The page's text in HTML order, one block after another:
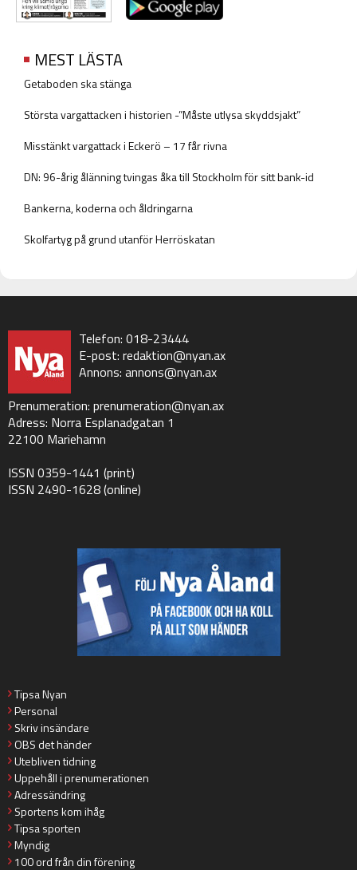
MEST LÄSTA
Getaboden ska stänga
Största vargattacken i historien -”Måste utlysa skyddsjakt”
Misstänkt vargattack i Eckerö – 17 får rivna
DN: 96-årig ålänning tvingas åka till Stockholm för sitt bank-id
Bankerna, koderna och åldringarna
Skolfartyg på grund utanför Herröskatan
Telefon: 018-23444
E-post: redaktion@nyan.ax
Annons: annons@nyan.ax
Prenumeration: prenumeration@nyan.ax
Adress: Norra Esplanadgatan 1
22100 Mariehamn
ISSN 0359-1441 (print)
ISSN 2490-1628 (online)
Tipsa Nyan
Personal
Skriv insändare
OBS det händer
Utebliven tidning
Uppehåll i prenumerationen
Adressändring
Sportens kom ihåg
Tipsa sporten
Myndig
100 ord från din förening